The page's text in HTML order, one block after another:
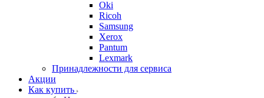
Oki
Ricoh
Samsung
Xerox
Pantum
Lexmark
Принадлежности для сервиса
Акции
Как купить